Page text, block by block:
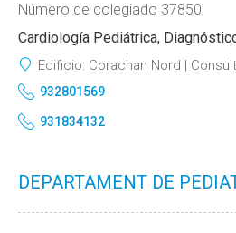
Número de colegiado 37850
Cardiología Pediátrica,
Edificio: Corachan Nord
932801569
931834132
DEPARTAMENT DE